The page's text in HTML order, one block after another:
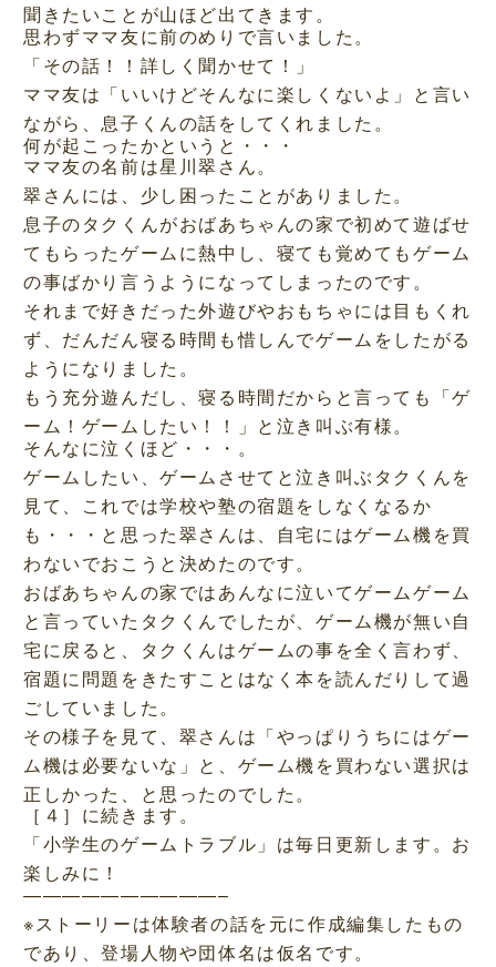
聞きたいことが山ほど出てきます。
思わずママ友に前のめりで言いました。
「その話！！詳しく聞かせて！」
ママ友は「いいけどそんなに楽しくないよ」と言い
ながら、息子くんの話をしてくれました。
何が起こったかというと・・・
ママ友の名前は星川翠さん。
翠さんには、少し困ったことがありました。
息子のタクくんがおばあちゃんの家で初めて遊ばせ
てもらったゲームに熱中し、寝ても覚めてもゲーム
の事ばかり言うようになってしまったのです。
それまで好きだった外遊びやおもちゃには目もくれ
ず、だんだん寝る時間も惜しんでゲームをしたがる
ようになりました。
もう充分遊んだし、寝る時間だからと言っても「ゲ
ーム！ゲームしたい！！」と泣き叫ぶ有様。
そんなに泣くほど・・・。
ゲームしたい、ゲームさせてと泣き叫ぶタクくんを
見て、これでは学校や塾の宿題をしなくなるか
も・・・と思った翠さんは、自宅にはゲーム機を買
わないでおこうと決めたのです。
おばあちゃんの家ではあんなに泣いてゲームゲーム
と言っていたタクくんでしたが、ゲーム機が無い自
宅に戻ると、タクくんはゲームの事を全く言わず、
宿題に問題をきたすことはなく本を読んだりして過
ごしていました。
その様子を見て、翠さんは「やっぱりうちにはゲー
ム機は必要ないな」と、ゲーム機を買わない選択は
正しかった、と思ったのでした。
［４］に続きます。
「小学生のゲームトラブル」は毎日更新します。お
楽しみに！
——————————–
※ストーリーは体験者の話を元に作成編集したもの
であり、登場人物や団体名は仮名です。